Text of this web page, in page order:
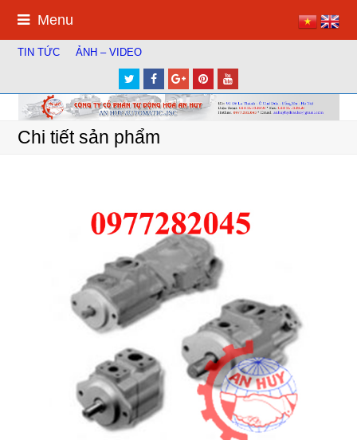
Menu
TIN TỨC ẢNH – VIDEO
TwitterFacebook
Google
Plus
Pinterest
Chi tiết sản phẩm